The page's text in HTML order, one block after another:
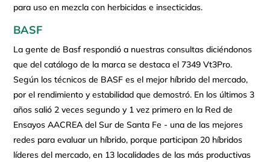
para uso en mezcla con herbicidas e insecticidas.
BASF
La gente de Basf respondió a nuestras consultas diciéndonos
que del catálogo de la marca se destaca el 7349 Vt3Pro.
Según los técnicos de BASF es el mejor híbrido del mercado,
por el rendimiento y estabilidad que demostró. En los últimos 3
años salió 2 veces segundo y 1 vez primero en la Red de
Ensayos AACREA del Sur de Santa Fe - una de las mejores
redes para evaluar un híbrido, porque participan 20 híbridos
líderes del mercado, en 13 localidades de las más productivas